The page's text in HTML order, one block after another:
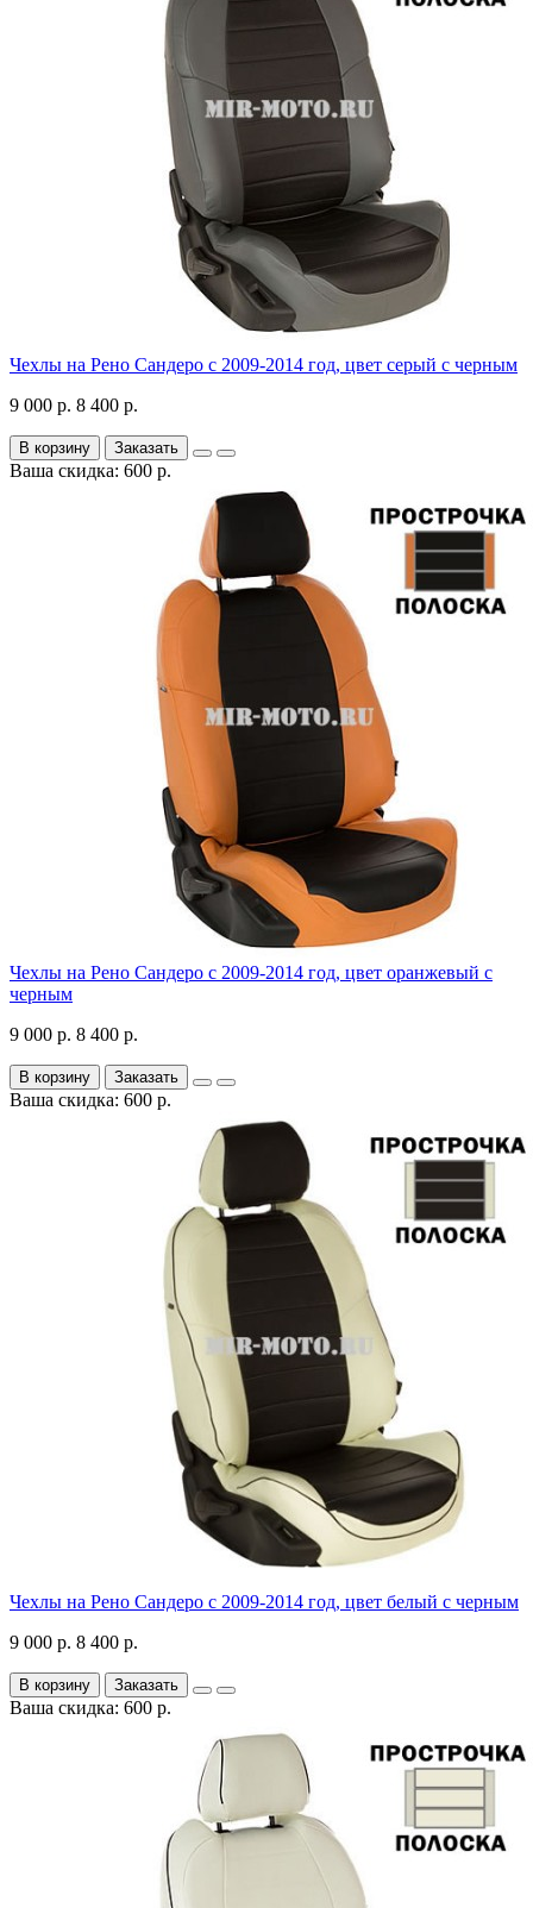
Чехлы на Рено Сандеро с 2009-2014 год, цвет серый с черным
9 000 р. 8 400 р.
В корзину Заказать
Ваша скидка: 600 р.
Чехлы на Рено Сандеро с 2009-2014 год, цвет оранжевый с
черным
9 000 р. 8 400 р.
В корзину Заказать
Ваша скидка: 600 р.
Чехлы на Рено Сандеро с 2009-2014 год, цвет белый с черным
9 000 р. 8 400 р.
В корзину Заказать
Ваша скидка: 600 р.